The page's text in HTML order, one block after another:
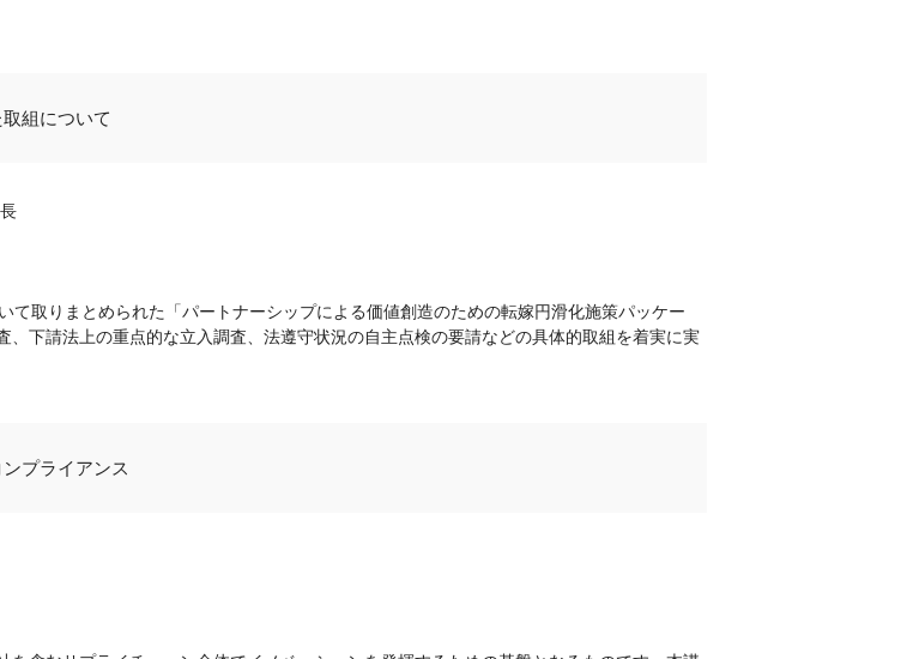
組について
取りまとめられた「パートナーシップによる価値創造のための転嫁円滑化施策パッケー
下請法上の重点的な立入調査、法遵守状況の自主点検の要請などの具体的取組を着実に実
プライアンス